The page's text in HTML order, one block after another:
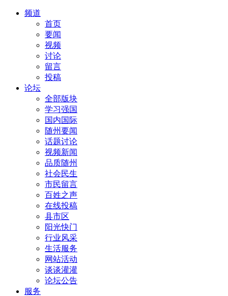
频道
首页
要闻
视频
讨论
留言
投稿
论坛
全部版块
学习强国
国内国际
随州要闻
话题讨论
视频新闻
品质随州
社会民生
市民留言
百姓之声
在线投稿
县市区
阳光快门
行业风采
生活服务
网站活动
谈谈灌灌
论坛公告
服务